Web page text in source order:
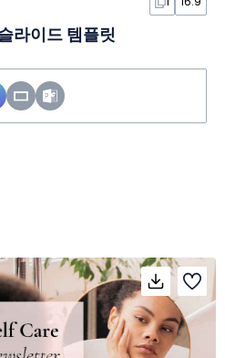
라이드 템플릿